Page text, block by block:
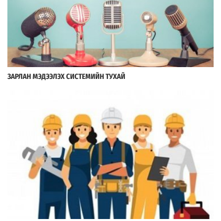
ЗАРЛАН МЭДЭЭЛЭХ СИСТЕМИЙН ТУХАЙ